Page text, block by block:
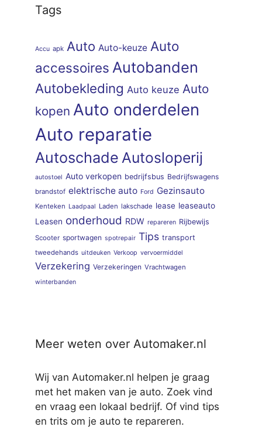
Tags
Accu apk Auto Auto-keuze Auto
accessoires Autobanden
Autobekleding Auto keuze Auto
kopen Auto onderdelen
Auto reparatie
Autoschade Autosloperij
autostoel Auto verkopen bedrijfsbus Bedrijfswagens
brandstof elektrische auto Ford Gezinsauto
Kenteken Laadpaal Laden lakschade lease leaseauto
Leasen onderhoud RDW repareren Rijbewijs
Scooter sportwagen spotrepair Tips transport
tweedehands uitdeuken Verkoop vervoermiddel
Verzekering Verzekeringen Vrachtwagen
winterbanden
Meer weten over Automaker.nl
Wij van Automaker.nl helpen je graag
met het maken van je auto. Zoek vind
en vraag een lokaal bedrijf. Of vind tips
en trits om je auto te repareren.